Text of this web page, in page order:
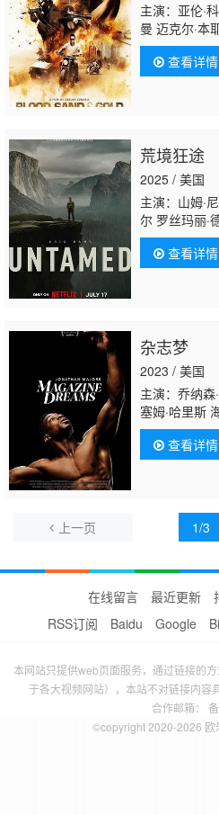
主演：亚伦·
曼 迈克尔·本
West Jenny
McKenzie
查看详情
荒境狂途
2025 / 美国
主演：山姆·
尔 罗丝玛丽·
Franky 约什·
Fitzpatrick-
亚·达姆得
查看详情
杂志梦
2023 / 美国
主演：乔纳森
塞姆·哈里斯
佩姬 布拉德利
基 桑尼·瓦利森
蒂 Justin
姆·马丁·格
查看详情
上一页 1/3
在线留言 最近更新
RSS订阅
Baidu Google
本网站只提供web页面服务，通过链接的
于各大视频网站），本站不对链接内容
合作邮箱： 备
©copyright 2020-2026 欧